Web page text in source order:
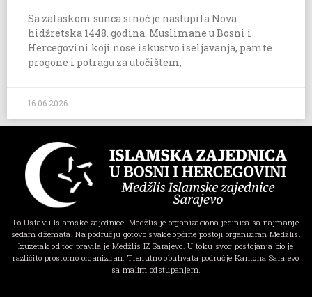
Sa zalaskom sunca sinoć je nastupila Nova
hidžretska 1448. godina. Muslimane u Bosni i
Hercegovini koji nose iskustvo iseljavanja, pamte
progone i potragu za utočištem,
16.06.2026
Po Ustavu Islamske zajednice, Medžlis je organizaciona jedinica sa najmanje
sedam džemata. Na području gotovo svake općine postoji organiziran Medžlis.
Izuzetak od tog pravila je Medžlis IZ Sarajevo. U toku svog postojanja bio je
različito prostorno organiziran. Trenutno obuhvata područje Kantona Sarajevo
sa malim odstupanjem.